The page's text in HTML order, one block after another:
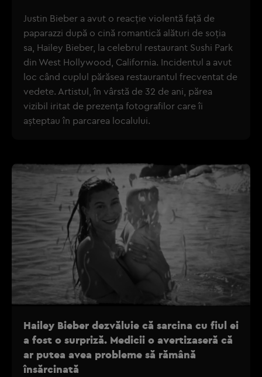
Justin Bieber a avut o reacție violentă față de
paparazzi după o cină romantică alături de soția
sa, Hailey Bieber, la celebrul restaurant Sushi Park
din West Hollywood, California. Incidentul a avut
loc când cuplul părăsea restaurantul frecventat de
vedete. Artistul, în vârstă de 32 de ani, părea
vizibil iritat de prezența fotografilor care îi
așteptau în parcarea localului.
Hailey Bieber dezvăluie că sarcina cu fiul ei
a fost o surpriză. Medicii o avertizaseră că
ar putea avea probleme să rămână
însărcinată